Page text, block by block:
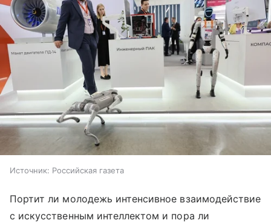
Источник: Российская газета
Портит ли молодежь интенсивное взаимодействие
с искусственным интеллектом и пора ли